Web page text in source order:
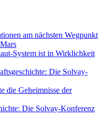
am nächsten Wegpunkt
System ist in Wirklichkeit
Die Solvay-
die Geheimnisse der
Die Solvay-Konferenz